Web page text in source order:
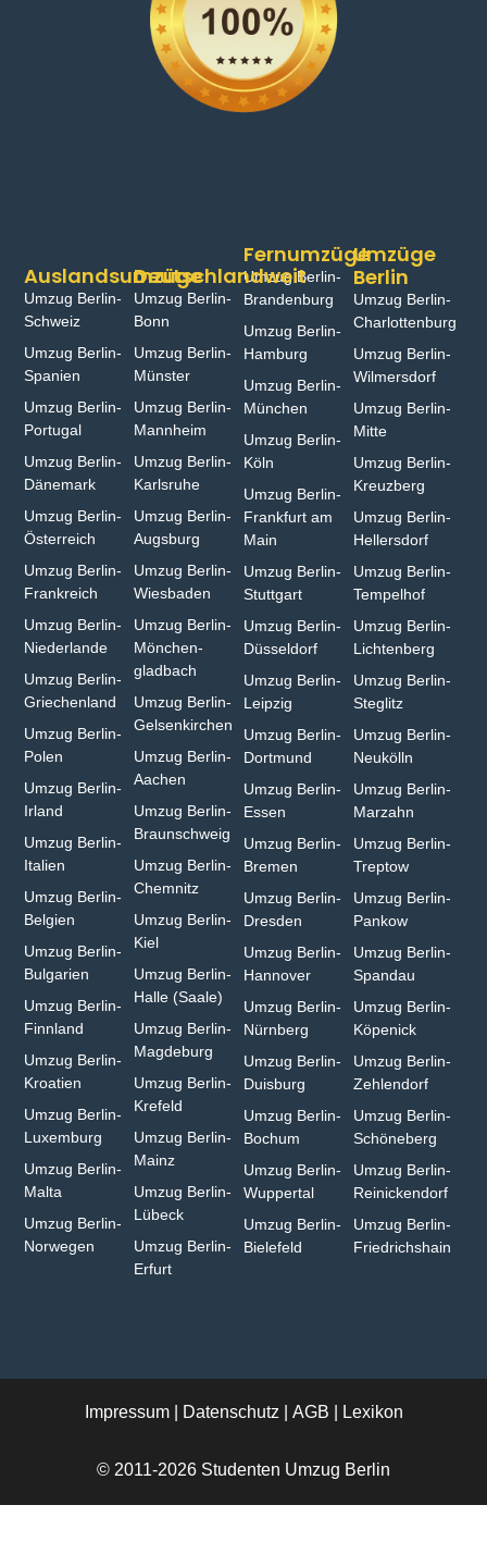
Umzüge
Berlin
Umzug Berlin-
Charlottenburg
Umzug Berlin-
Wilmersdorf
Umzug Berlin-
Mitte
Umzug Berlin-
Kreuzberg
Umzug Berlin-
Hellersdorf
Umzug Berlin-
Tempelhof
Umzug Berlin-
Lichtenberg
Umzug Berlin-
Steglitz
Umzug Berlin-
Neukölln
Umzug Berlin-
Marzahn
Umzug Berlin-
Treptow
Umzug Berlin-
Pankow
Umzug Berlin-
Spandau
Umzug Berlin-
Köpenick
Umzug Berlin-
Zehlendorf
Umzug Berlin-
Schöneberg
Umzug Berlin-
Reinickendorf
Umzug Berlin-
Friedrichshain
Fernumzüge
Umzug Berlin-
Brandenburg
Umzug Berlin-
Hamburg⁠
Umzug Berlin-
München
Umzug Berlin-
Köln
Umzug Berlin-
Frankfurt am
Main
Umzug Berlin-
Stuttgart
Umzug Berlin-
Düsseldorf
Umzug Berlin-
Leipzig
Umzug Berlin-
Dortmund
Umzug Berlin-
Essen
Umzug Berlin-
Bremen
Umzug Berlin-
Dresden
Umzug Berlin-
Hannover
Umzug Berlin-
Nürnberg
Umzug Berlin-
Duisburg⁠
Umzug Berlin-
Bochum
Umzug Berlin-
Wuppertal⁠
Umzug Berlin-
Bielefeld⁠
Deutschlandweit
Umzug Berlin-
Bonn⁠
Umzug Berlin-
Münster⁠
Umzug Berlin-
Mannheim
Umzug Berlin-
Karlsruhe
Umzug Berlin-
Augsburg
Umzug Berlin-
Wiesbaden⁠
Umzug Berlin-
Mönchen­
gladbach⁠
Umzug Berlin-
Gelsenkirchen⁠
Umzug Berlin-
Aachen⁠
Umzug Berlin-
Braunschweig
Umzug Berlin-
Chemnitz⁠
Umzug Berlin-
Kiel
Umzug Berlin-
Halle (Saale)⁠
Umzug Berlin-
Magdeburg
Umzug Berlin-
Krefeld⁠
Umzug Berlin-
Mainz⁠
Umzug Berlin-
Lübeck
Umzug Berlin-
Erfurt
Auslandsumzüge
Umzug Berlin-
Schweiz
Umzug Berlin-
Spanien
Umzug Berlin-
Portugal
Umzug Berlin-
Dänemark
Umzug Berlin-
Österreich
Umzug Berlin-
Frankreich
Umzug Berlin-
Niederlande
Umzug Berlin-
Griechenland
Umzug Berlin-
Polen
Umzug Berlin-
Irland
Umzug Berlin-
Italien
Umzug Berlin-
Belgien
Umzug Berlin-
Bulgarien⁠
Umzug Berlin-
Finnland
Umzug Berlin-
Kroatien
Umzug Berlin-
Luxemburg
Umzug Berlin-
Malta
Umzug Berlin-
Norwegen
Impressum Datenschutz AGB Lexikon
© 2011-2026 Studenten Umzug Berlin